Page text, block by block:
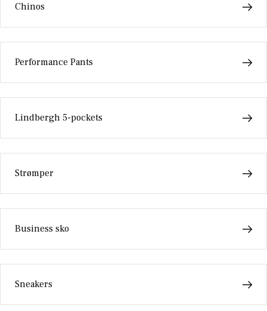
Chinos
Performance Pants
Lindbergh 5-pockets
Strømper
Business sko
Sneakers